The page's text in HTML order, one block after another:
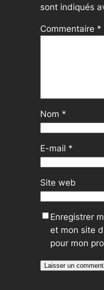
sont indiqués
Commentaire *
Nom *
E-mail *
Site web
Enregistrer
et mon site
pour mon